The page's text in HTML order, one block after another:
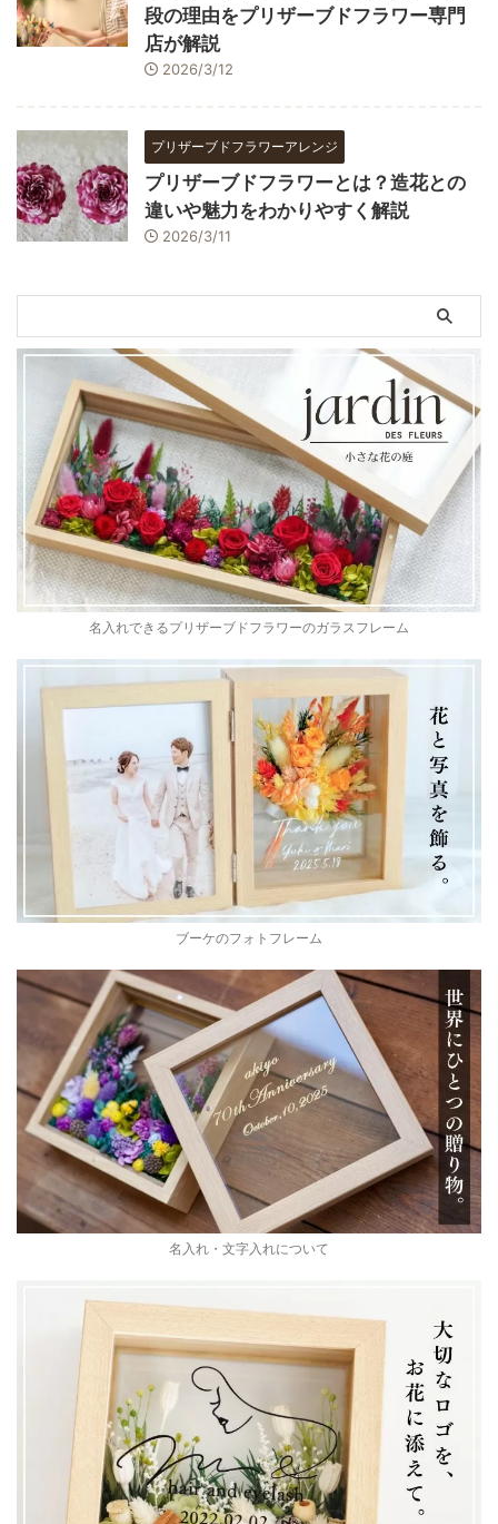
段の理由をプリザーブドフラワー専門
店が解説
2026/3/12
プリザーブドフラワーアレンジ
プリザーブドフラワーとは？造花との
違いや魅力をわかりやすく解説
2026/3/11
名入れできるプリザーブドフラワーのガラスフレーム
ブーケのフォトフレーム
名入れ・文字入れについて